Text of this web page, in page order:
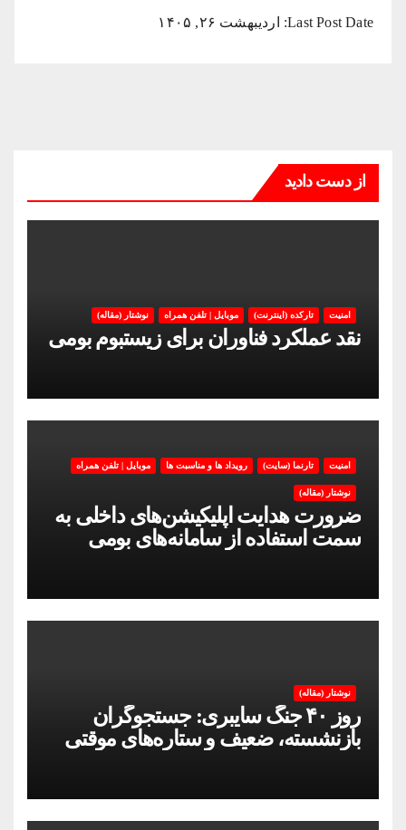
Last Post Date: اردیبهشت ۲۶, ۱۴۰۵
از دست دادید
امنیت تارکده (اینترنت) موبایل | تلفن همراه نوشتار (مقاله)
نقد عملکرد فناوران برای زیستبوم بومی
امنیت تارنما (سایت) رویداد ها و مناسبت ها موبایل | تلفن همراه
نوشتار (مقاله)
ضرورت هدایت اپلیکیشن‌های داخلی به
سمت استفاده از سامانه‌های بومی
نوشتار (مقاله)
روز ۴۰ جنگ سایبری: جستجوگران
بازنشسته، ضعیف و ستاره‌های موقتی